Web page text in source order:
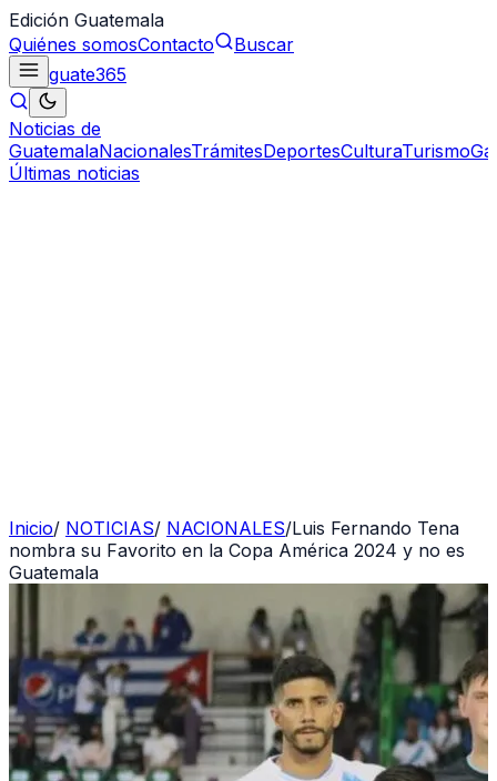
Edición Guatemala
Quiénes somosContacto
Buscar
guate365
Noticias de
GuatemalaNacionalesTrámitesDeportesCulturaTurismo
Últimas noticias
Inicio/ NOTICIAS/ NACIONALES/Luis Fernando Tena
nombra su Favorito en la Copa América 2024 y no es
Guatemala